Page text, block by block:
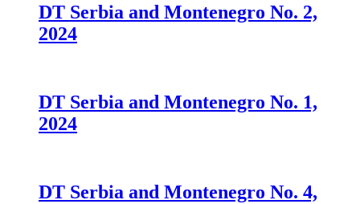
DT Serbia and Montenegro No. 2,
2024
DT Serbia and Montenegro No. 1,
2024
DT Serbia and Montenegro No. 4,